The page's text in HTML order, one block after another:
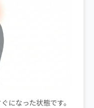
になった状態です。